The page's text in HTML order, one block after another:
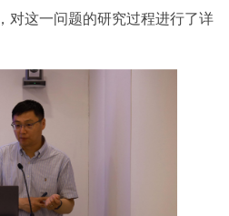
对这一问题的研究过程进行了详